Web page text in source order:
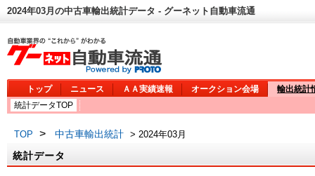
2024年03月の中古車輸出統計データ - グーネット自動車流通
トップ ニュース ＡＡ実績速報 オークション会場
輸出統計
統計データTOP
TOP > 中古車輸出統計 > 2024年03月
統計データ